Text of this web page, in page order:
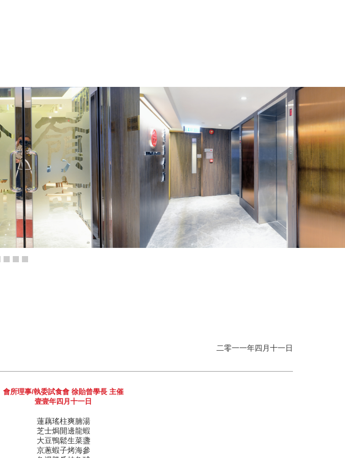
二零一一年四月十一日
會所理事/執委試食會 徐貽曾學長 主催
壹壹年四月十一日
蓮藕瑤柱爽腩湯
芝士焗開邊龍蝦
大豆鴨鬆生菜盞
京蔥蝦子烤海參